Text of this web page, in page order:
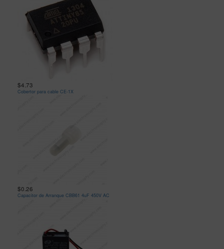
$4.73
Cobertor para cable CE-1X
$0.26
Capacitor de Arranque CBB61 4uF 450V AC